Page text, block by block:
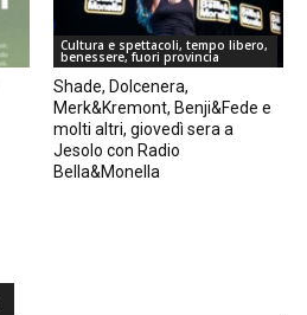
Cultura e spettacoli, tempo libero,
benessere, fuori provincia
Shade, Dolcenera,
Merk&Kremont, Benji&Fede e
molti altri, giovedì sera a
Jesolo con Radio
Bella&Monella